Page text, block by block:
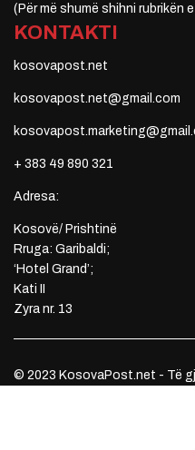
(Për më shumë shihni rubrikën
KONTAKTI
kosovapost.net
kosovapost.net@gmail.com
+ 383 49 890 321
Adresa:
Kosovë/ Prishtinë
Rruga: Garibaldi;
‘Hotel Grand’;
Kati II
Zyra nr. 13
© 2023 KosovaPost.net - Të